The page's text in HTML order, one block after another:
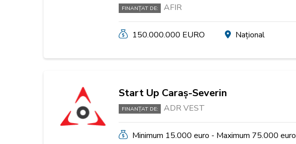
FINANȚAT DE: AFIR
150.000.000 EURO Național
Start Up Caraș-Severin
FINANȚAT DE: ADR VEST
Minimum 15.000 euro - Maximum 75.000 euro